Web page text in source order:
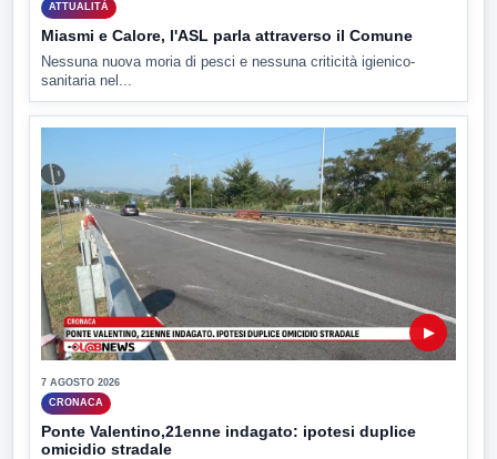
ATTUALITÀ
Miasmi e Calore, l'ASL parla attraverso il Comune
Nessuna nuova moria di pesci e nessuna criticità igienico-
sanitaria nel...
▶
7 AGOSTO 2026
CRONACA
Ponte Valentino,21enne indagato: ipotesi duplice
omicidio stradale